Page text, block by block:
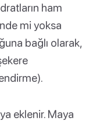
ham
mi yoksa
bağlı olarak,
eklenir. Maya